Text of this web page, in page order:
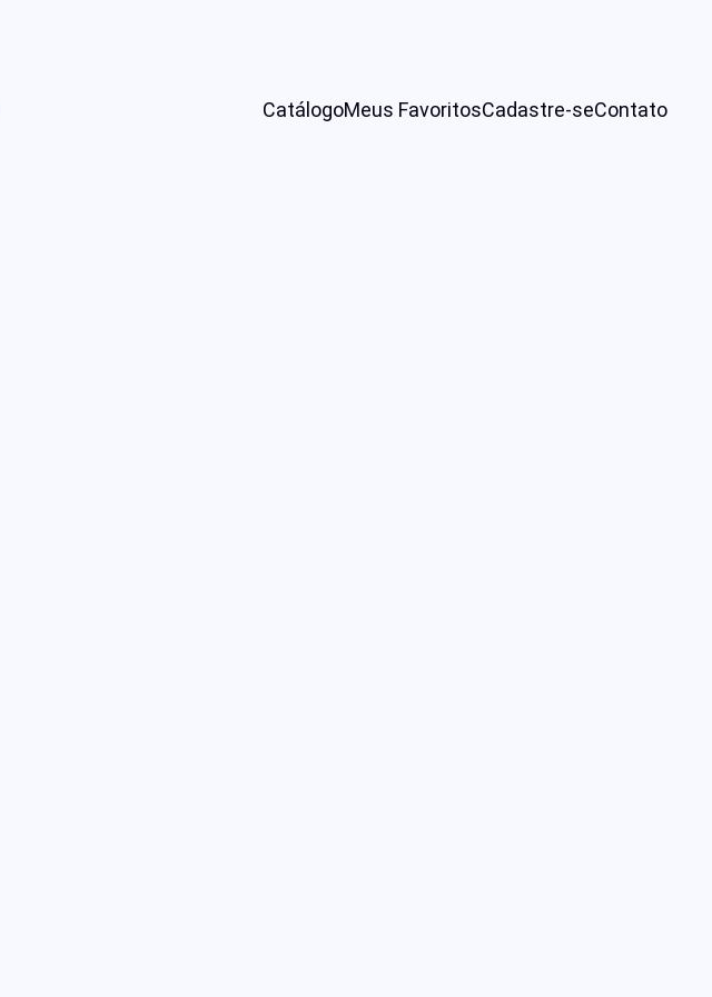
CatálogoMeus FavoritosCadastre-seContato